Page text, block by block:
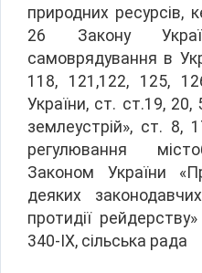
природних ресурсів,
26 Закону
самоврядування в
118, 121,122, 125,
України, ст. ст.19,
землеустрій», ст. 8,
регулювання
Законом України
деяких
протидії
340-ІХ, сільська рада